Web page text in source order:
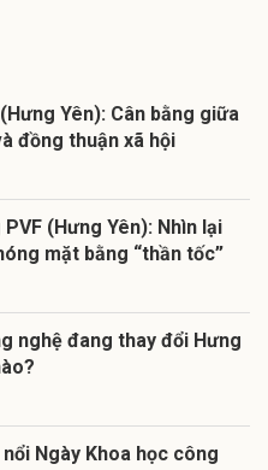
Yên): Cân bằng giữa
đồng thuận xã hội
(Hưng Yên): Nhìn lại
mặt bằng “thần tốc”
nghệ đang thay đổi Hưng
Ngày Khoa học công